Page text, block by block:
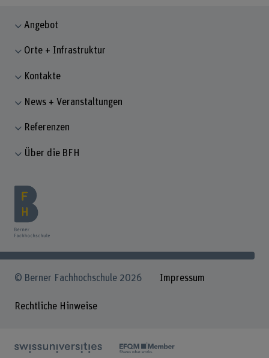
Angebot
Orte + Infrastruktur
Kontakte
News + Veranstaltungen
Referenzen
Über die BFH
© Berner Fachhochschule 2026 Impressum
Rechtliche Hinweise